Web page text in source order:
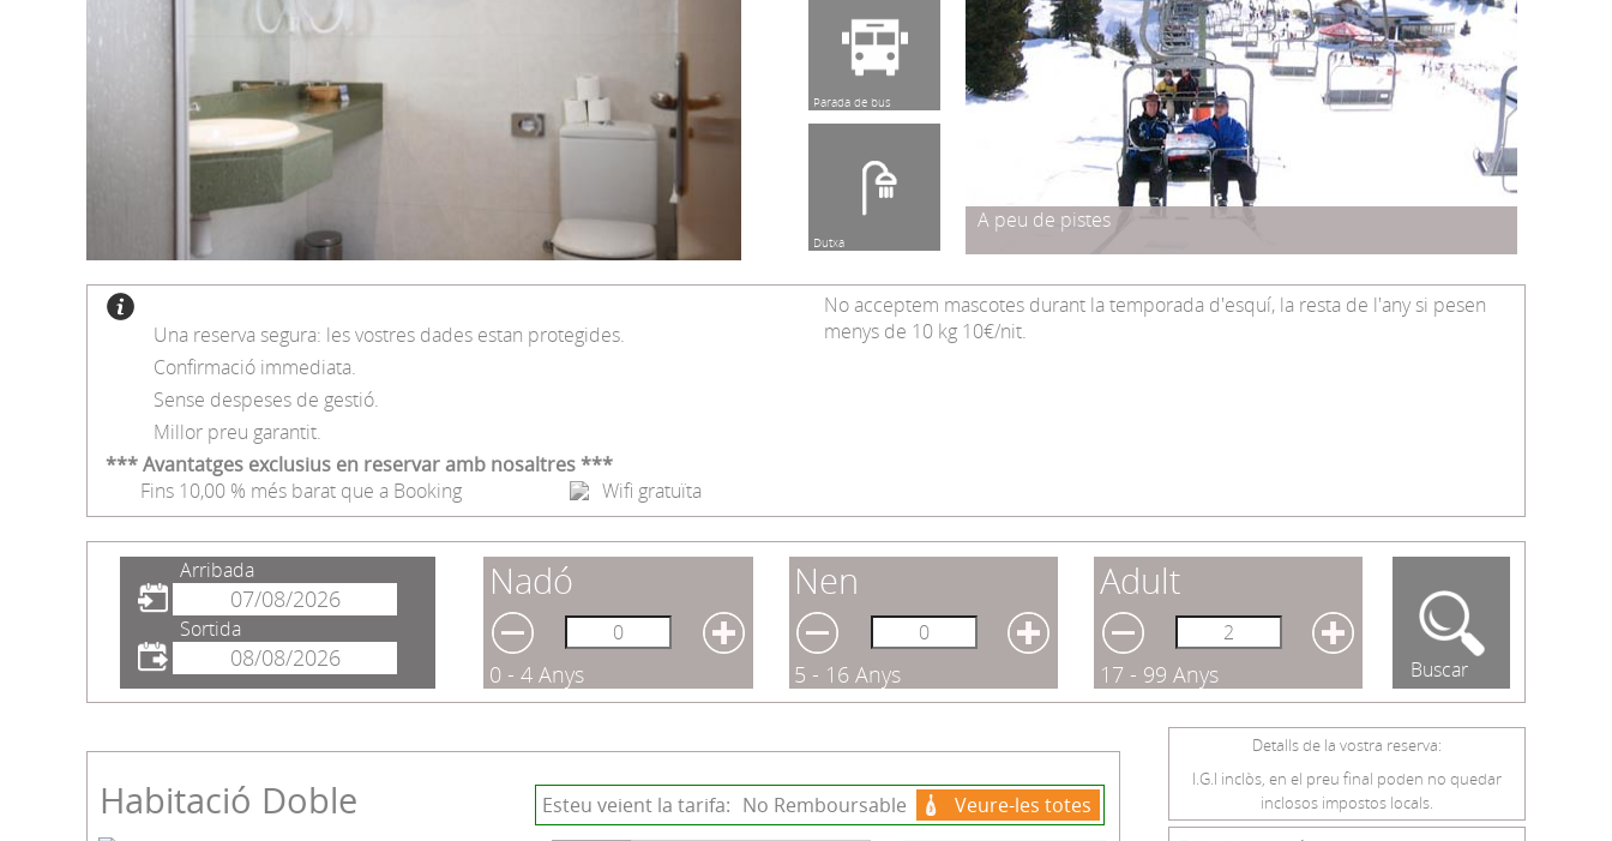
Parada de bus
A peu de pistes
Dutxa
Una reserva segura: les vostres dades estan protegides.
Confirmació immediata.
Sense despeses de gestió.
Millor preu garantit.
No acceptem mascotes durant la temporada d'esquí, la resta de l'any si pesen
menys de 10 kg 10€/nit.
*** Avantatges exclusius en reservar amb nosaltres ***
Fins 10,00 % més barat que a Booking
Wifi gratuïta
Arribada
Sortida
Nadó
0 - 4 Anys
Nen
5 - 16 Anys
Adult
17 - 99 Anys Buscar
Habitació Doble Veure-les totes
Esteu veient la tarifa: No Remboursable
Detalls de la vostra reserva:
I.G.I inclòs, en el preu final poden no quedar
inclosos impostos locals.